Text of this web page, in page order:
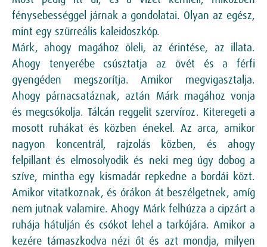
fénysebességgel járnak a gondolatai. Olyan az egész,
mint egy szürreális kaleidoszkóp.
Márk, ahogy magához öleli, az érintése, az illata.
Ahogy tenyerébe csúsztatja az övét és a férfi
gyengéden megszorítja. Amikor megvigasztalja.
Ahogy párnacsatáznak, aztán Márk magához vonja
és megcsókolja. Tálcán reggelit szervíroz. Kiteregeti a
mosott ruhákat és közben énekel. Az arca, amikor
nagyon koncentrál, rajzolás közben, és ahogy
felpillant és elmosolyodik és neki meg úgy dobog a
szíve, mintha egy kismadár repkedne a bordái közt.
Amikor vitatkoznak, és órákon át beszélgetnek, amíg
nem jutnak valamire. Ahogy Márk felhúzza a cipzárt a
ruhája hátulján és csókot lehel a tarkójára. Amikor a
kezére támaszkodva nézi őt és azt mondja, milyen